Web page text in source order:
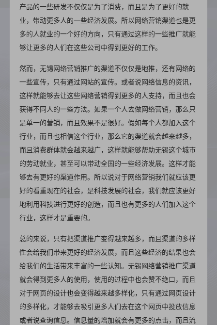
产品的一些研发不仅仅是为了消费，而且是为了更好的就
业，带动更多人的一些经济发展。所以网络营销渠道也是更
多的人就业的一个好的方向，只有通过这样的一些推广就能
够让更多的人们在这些公司中得到更好的工作。
然而，无锡网络营销推广的渠道不仅仅是地推，还有网络的
一些宣传，只有通过网站的宣传。或者说网络信息的资讯，
这样就能够去让这些网络营销得到更多的人支持，而且也会
获得不同人的一些方法。如果一个人去做网络营销，那么只
是单一的营销，而且效果不是很好。假如每个人都加入这个
行业，而且也相信这个行业，那么它的渠道就会越来越多，
而且消费群体就会越来越广，这样就能够帮助无锡这个城市
的劳动就业，甚至可以带动全国的一些经济发展。这样才能
够去有更好的渠道作用。所以说对于网络营销我们就应该更
好的看重现在的社会，是科技发展的社会，我们就应该更好
地利用科技进行更好的创造，而且也有更多的人们加入这个
行业，这样才是重要的。
总的来说，只有把渠道推广变得越来越多，而且渠道的多样
性会给我们带来更好的经济发展，而且这些经济的结果也会
给我们的生活带来丰富的一些认知。无锡网络营销推广渠道
就会得到更多人的使用，使用的过程中也会赞不绝口，而且
对于网页的设计也会变得越来越多样化，只有通过网页设计
的多样化，才能够去吸引更多人们去在这个网页中投放信息
或者说查询信息。信息量的增加就会有更多的点击，而且流